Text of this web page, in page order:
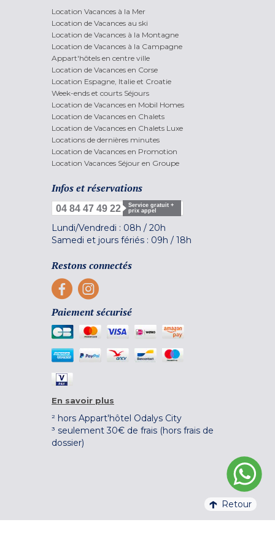
Location Vacances à la Mer
Location de Vacances au ski
Location de Vacances à la Montagne
Location de Vacances à la Campagne
Appart'hôtels en centre ville
Location de Vacances en Corse
Location Espagne, Italie et Croatie
Week-ends et courts Séjours
Location de Vacances en Mobil Homes
Location de Vacances en Chalets
Location de Vacances en Chalets Luxe
Locations de dernières minutes
Location de Vacances en Promotion
Location Vacances Séjour en Groupe
Infos et réservations
04 84 47 49 22
Service gratuit +
prix appel
Lundi/Vendredi : 08h / 20h
Samedi et jours fériés : 09h / 18h
Restons connectés
Paiement sécurisé
En savoir plus
² hors Appart'hôtel Odalys City
³ seulement 30€ de frais (hors frais de
dossier)
Retour